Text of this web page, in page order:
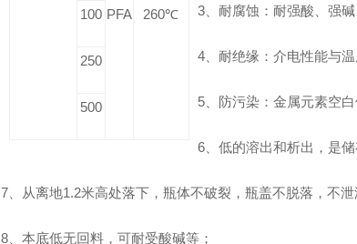
PFA 260℃
100
250
500
3、耐腐蚀：耐强酸、强
4、耐绝缘：介电性能与温
5、防污染：金属元素空白
6、低的溶出和析出，是
7、从离地1.2米高处落下，瓶体不破裂，瓶盖不脱落，不泄
8、本底低无回料，可耐受酸碱等；